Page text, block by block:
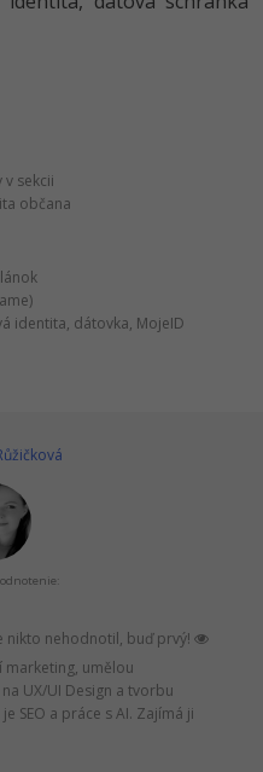
v sekcii
občana
identita, dátovka, MojeID
nikto nehodnotil, buď prvý!
umělou
UX/UI Design a tvorbu
SEO a práce s AI. Zajímá ji